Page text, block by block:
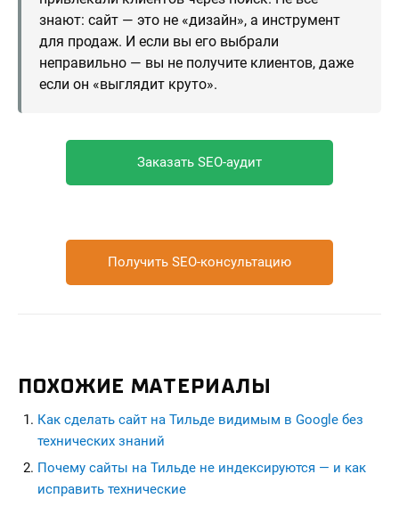
знают: сайт — это не «дизайн», а инструмент
для продаж. И если вы его выбрали
неправильно — вы не получите клиентов, даже
если он «выглядит круто».
Заказать SEO-аудит
Получить SEO-консультацию
ПОХОЖИЕ МАТЕРИАЛЫ
Как сделать сайт на Тильде видимым в Google без
технических знаний
Почему сайты на Тильде не индексируются — и как
исправить технические